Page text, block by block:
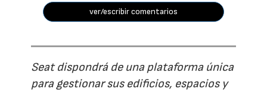
ver/escribir comentarios
Seat dispondrá de una plataforma única
para gestionar sus edificios, espacios y